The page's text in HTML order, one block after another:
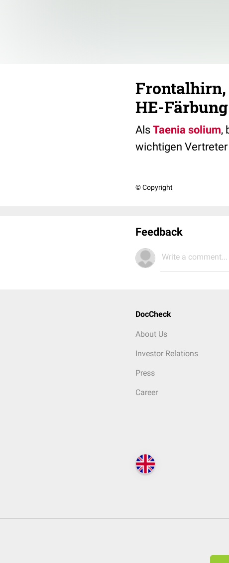
Frontalhirn,
HE-Färbung
Als Taenia solium,
wichtigen
© Copyright
Feedback
Write a comment...
DocCheck
About Us
Investor Relations
Press
Career